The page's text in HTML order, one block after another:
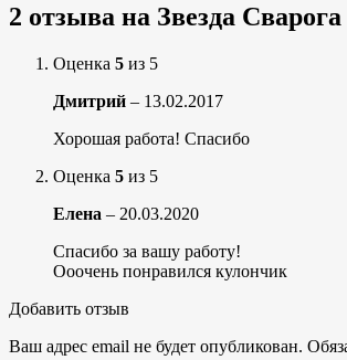
2 отзыва на Звезда
Оценка 5 из 5
Дмитрий – 13.02.2017
Хорошая работа! Спасибо
Оценка 5 из 5
Елена – 20.03.2020
Спасибо за вашу работу!
Ооочень понравился кулончик
Добавить отзыв
Ваш адрес email не будет опубликован.